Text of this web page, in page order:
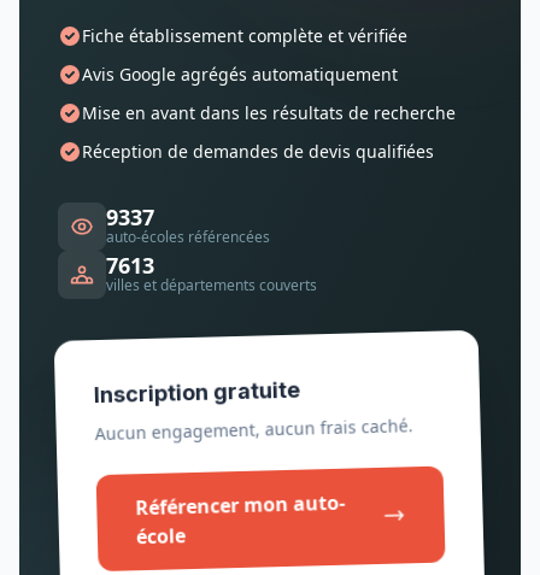
Fiche établissement complète et vérifiée
Avis Google agrégés automatiquement
Mise en avant dans les résultats de recherche
Réception de demandes de devis qualifiées
9337
auto-écoles référencées
7613
villes et départements couverts
Inscription gratuite
Aucun engagement, aucun frais caché.
Référencer mon auto-
école